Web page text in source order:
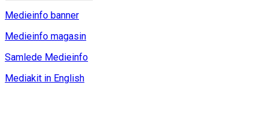
Medieinfo banner
Medieinfo magasin
Samlede Medieinfo
Mediakit in English